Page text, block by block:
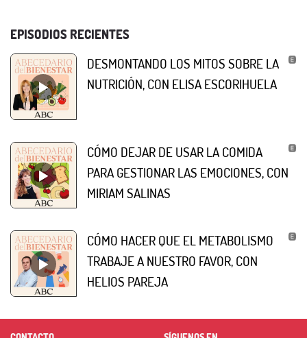
EPISODIOS RECIENTES
DESMONTANDO LOS MITOS SOBRE LA
NUTRICIÓN, CON ELISA ESCORIHUELA
CÓMO DEJAR DE USAR LA COMIDA
PARA GESTIONAR LAS EMOCIONES, CON
MIRIAM SALINAS
CÓMO HACER QUE EL METABOLISMO
TRABAJE A NUESTRO FAVOR, CON
HELIOS PAREJA